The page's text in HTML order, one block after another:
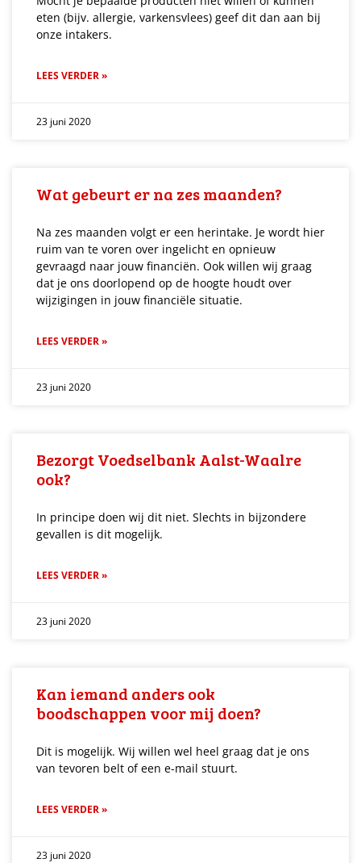
eten (bijv. allergie, varkensvlees) geef dit dan aan bij
onze intakers.
LEES VERDER »
23 juni 2020
Wat gebeurt er na zes maanden?
Na zes maanden volgt er een herintake. Je wordt hier
ruim van te voren over ingelicht en opnieuw
gevraagd naar jouw financiën. Ook willen wij graag
dat je ons doorlopend op de hoogte houdt over
wijzigingen in jouw financiële situatie.
LEES VERDER »
23 juni 2020
Bezorgt Voedselbank Aalst-Waalre
ook?
In principe doen wij dit niet. Slechts in bijzondere
gevallen is dit mogelijk.
LEES VERDER »
23 juni 2020
Kan iemand anders ook
boodschappen voor mij doen?
Dit is mogelijk. Wij willen wel heel graag dat je ons
van tevoren belt of een e-mail stuurt.
LEES VERDER »
23 juni 2020